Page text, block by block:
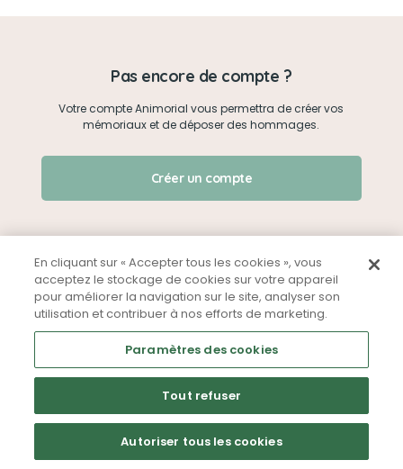
Créer un mémorial
Qui sommes-nous ?
Nous contacter
Partager sur Facebook
Je me connecte
Pas encore de compte ?
Votre compte Animorial vous permettra de créer vos
mémoriaux et de déposer des hommages.
Créer un compte
Mentions légales CGU Politique de confidentialité
En cliquant sur « Accepter tous les cookies », vous
acceptez le stockage de cookies sur votre appareil
pour améliorer la navigation sur le site, analyser son
utilisation et contribuer à nos efforts de marketing.
Paramètres des cookies
Tout refuser
Autoriser tous les cookies